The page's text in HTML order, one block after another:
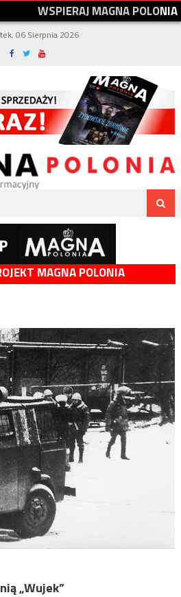
WSPIERAJMAGNAPOLONIA
06 Sierpnia 2026
MAGNA POLONIA
„Wujek”